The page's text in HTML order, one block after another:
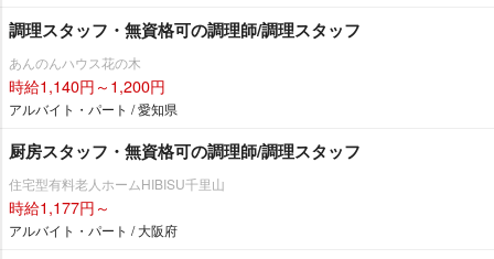
調理スタッフ・無資格可の調理師/調理スタッフ
あんのんハウス花の木
時給1,140円～1,200円
アルバイト・パート / 愛知県
厨房スタッフ・無資格可の調理師/調理スタッフ
住宅型有料老人ホームHIBISU千里山
時給1,177円～
アルバイト・パート / 大阪府